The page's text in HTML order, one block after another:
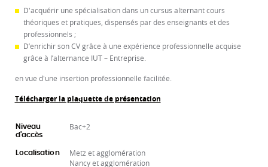
D'acquérir une spécialisation dans un cursus alternant cours
théoriques et pratiques, dispensés par des enseignants et des
professionnels ;
D’enrichir son CV grâce à une expérience professionnelle acquise
grâce à l’alternance IUT – Entreprise.
en vue d'une insertion professionnelle facilitée.
Télécharger la plaquette de présentation
Niveau
d'accès
Bac+2
Localisation
Metz et agglomération
Nancy et agglomération